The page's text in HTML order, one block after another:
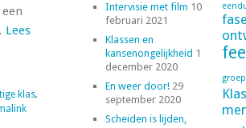
Lees
klas,
Intervisie met film 10
februari 2021
Klassen en
kansenongelijkheid 1
december 2020
En weer door! 29
september 2020
Scheiden is lijden,